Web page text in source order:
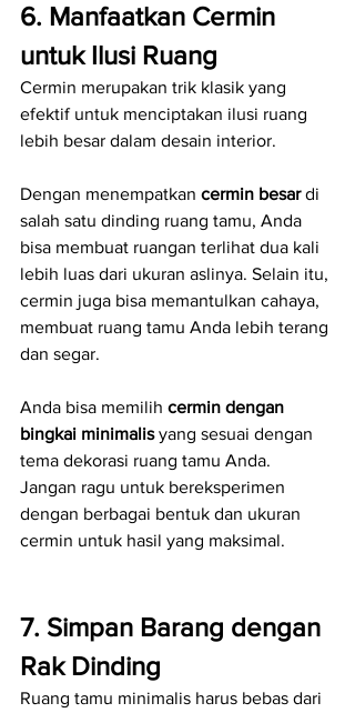
6. Manfaatkan Cermin
untuk Ilusi Ruang
Cermin merupakan trik klasik yang
efektif untuk menciptakan ilusi ruang
lebih besar dalam desain interior.
Dengan menempatkan cermin besar di
salah satu dinding ruang tamu, Anda
bisa membuat ruangan terlihat dua kali
lebih luas dari ukuran aslinya. Selain itu,
cermin juga bisa memantulkan cahaya,
membuat ruang tamu Anda lebih terang
dan segar.
Anda bisa memilih cermin dengan
bingkai minimalis yang sesuai dengan
tema dekorasi ruang tamu Anda.
Jangan ragu untuk bereksperimen
dengan berbagai bentuk dan ukuran
cermin untuk hasil yang maksimal.
7. Simpan Barang dengan
Rak Dinding
Ruang tamu minimalis harus bebas dari